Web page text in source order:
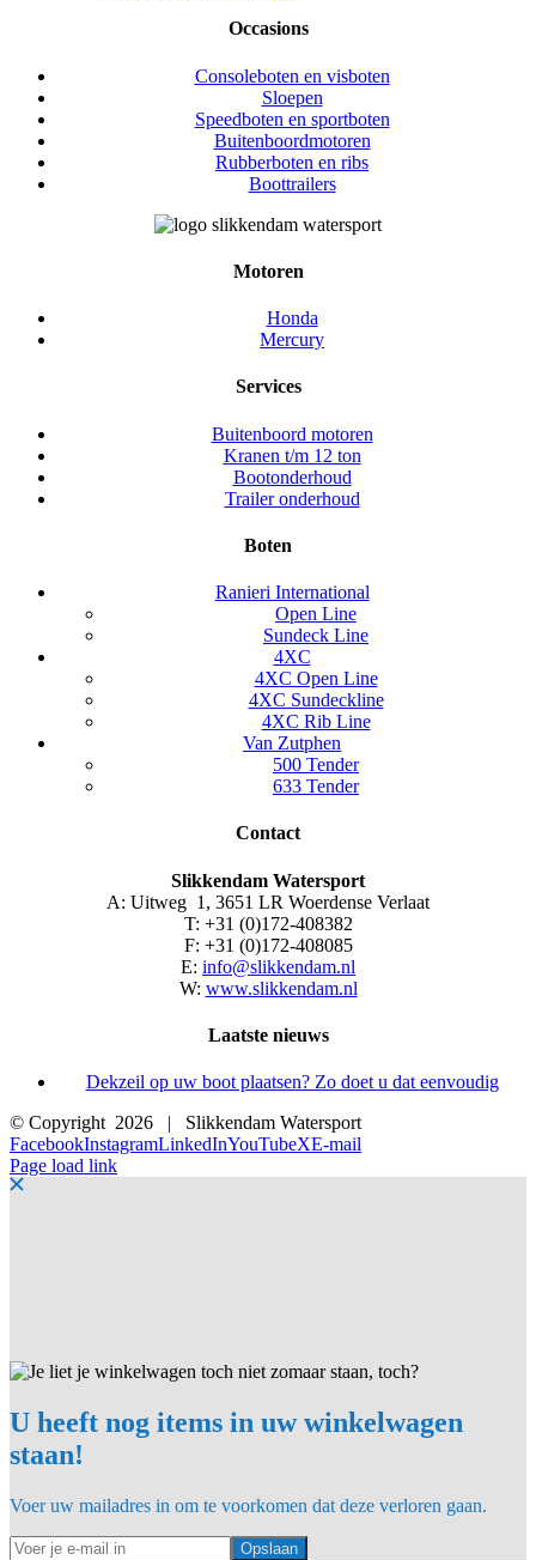
Occasions
Consoleboten en visboten
Sloepen
Speedboten en sportboten
Buitenboordmotoren
Rubberboten en ribs
Boottrailers
Motoren
Honda
Mercury
Services
Buitenboord motoren
Kranen t/m 12 ton
Bootonderhoud
Trailer onderhoud
Boten
Ranieri International
Open Line
Sundeck Line
4XC
4XC Open Line
4XC Sundeckline
4XC Rib Line
Van Zutphen
500 Tender
633 Tender
Contact
Slikkendam Watersport
A: Uitweg 1, 3651 LR Woerdense Verlaat
T: +31 (0)172-408382
F: +31 (0)172-408085
E: info@slikkendam.nl
W: www.slikkendam.nl
Laatste nieuws
Dekzeil op uw boot plaatsen? Zo doet u dat eenvoudig
© Copyright 2026 | Slikkendam Watersport
FacebookInstagramLinkedInYouTubeXE-mail
Page load link
U heeft nog items in uw winkelwagen
staan!
Voer uw mailadres in om te voorkomen dat deze verloren gaan.
Opslaan